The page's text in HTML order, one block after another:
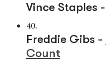
Vince Staples -
40.
Freddie Gibs -
Count